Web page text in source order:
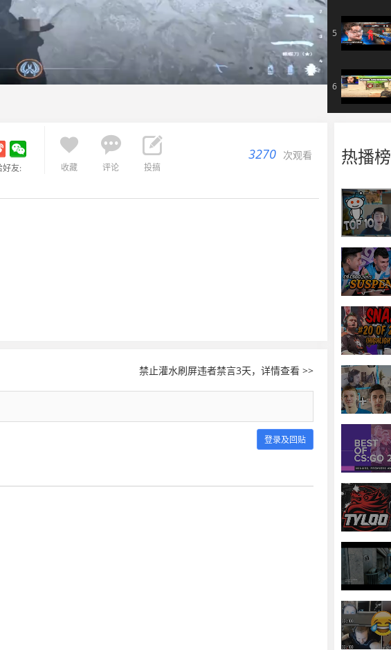
5
6
好友:

收藏

评论

投搞
3270 次观看
禁止灌水刷屏违者禁言3天，详情查看 >>
登录及回贴
热播榜